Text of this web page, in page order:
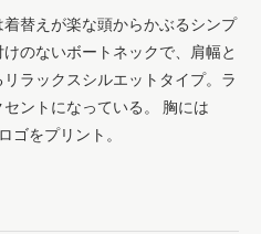
替えが楽な頭からかぶるシンプ
のないボートネックで、肩幅と
ラックスシルエットタイプ。ラ
ントになっている。 胸には
ゴをプリント。